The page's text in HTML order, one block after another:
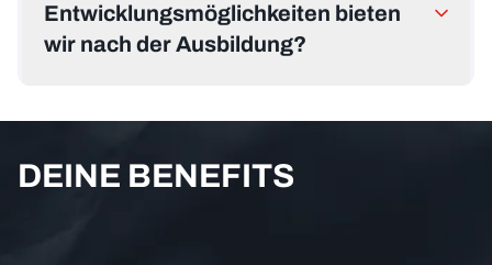
Entwicklungsmöglichkeiten bieten
wir nach der Ausbildung?
DEINE BENEFITS